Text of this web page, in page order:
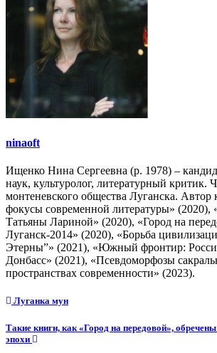
ninaoft
Ищенко Нина Сергеевна (р. 1978) –
наук, культуролог, литературный критик.
монтеневского общества Луганска.
фокусы современной литературы» (2020),
Татьяны Лариной» (2020), «Город на
Луганск-2014» (2020), «Борьба
Этерны”» (2021), «Южный фронтир:
Донбасс» (2021), «Псевдоморфозы
пространствах современности» (2023).
Навигация
по
записям
Луганка мун
Такие книги, как «Город на передовой»,
эпохи